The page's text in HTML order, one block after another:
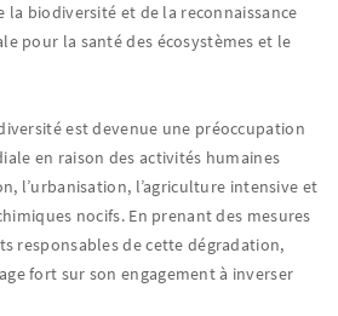
la biodiversité et de la reconnaissance
pour la santé des écosystèmes et le
est devenue une préoccupation
en raison des activités humaines
l’urbanisation, l’agriculture intensive et
nocifs. En prenant des mesures
responsables de cette dégradation,
fort sur son engagement à inverser